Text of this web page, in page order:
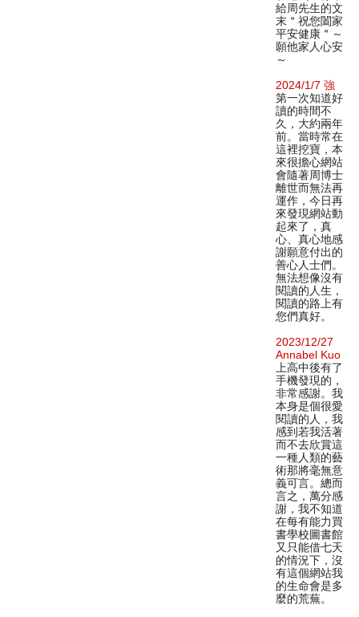
給周先生的文
末＂祝您闔家
平安健康＂～
願他家人心安
～
2024/1/7 強
第一次知道好
讀的時間不
久，大約兩年
前。當時常在
這裡挖寶，本
來很擔心網站
會隨著周博士
離世而無法再
運作，今日再
來發現網站動
起來了，真
心、真心地感
謝願意付出的
善心人士們。
無法想像沒有
閱讀的人生，
閱讀的路上有
您們真好。
2023/12/27
Annabel Kuo
上高中後有了
手機發現的，
非常感謝。我
本身是個很愛
閱讀的人，我
感到若我活著
而不去欣賞這
一種人類的藝
術那將毫無意
義可言。總而
言之，萬分感
謝，我不知道
在每有能力買
書學校圖書館
又只能借七天
的情況下，沒
有這個網站我
的生命會是多
麼的荒蕪。